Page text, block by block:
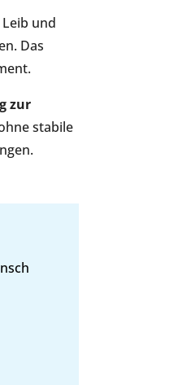
und
Das
zur
stabile